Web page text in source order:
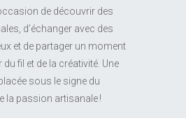
de découvrir des
d’échanger avec des
et de partager un moment
fil et de la créativité. Une
sous le signe du
la passion artisanale !